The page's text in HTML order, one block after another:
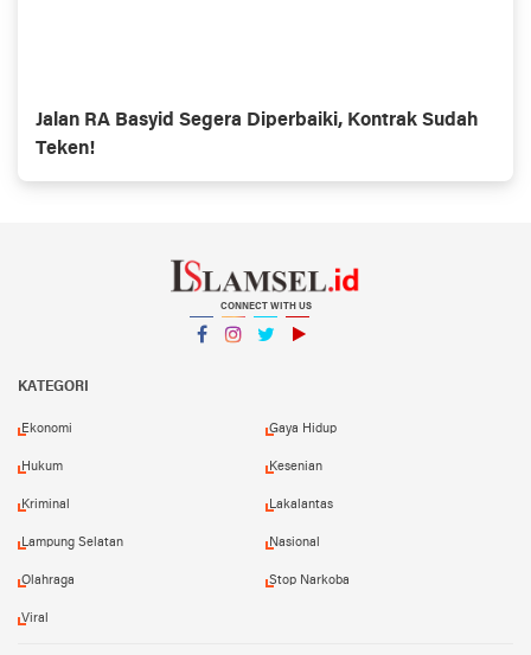
Jalan RA Basyid Segera Diperbaiki, Kontrak Sudah
Teken!
CONNECT WITH US
KATEGORI
Ekonomi Gaya Hidup
Hukum Kesenian
Kriminal Lakalantas
Lampung Selatan Nasional
Olahraga Stop Narkoba
Viral